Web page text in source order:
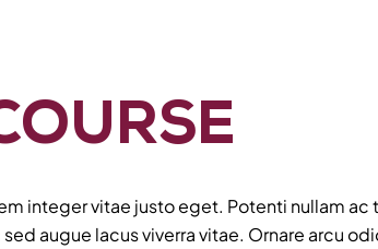
integer vitae justo eget. Potenti nullam
augue lacus viverra vitae. Ornare arcu